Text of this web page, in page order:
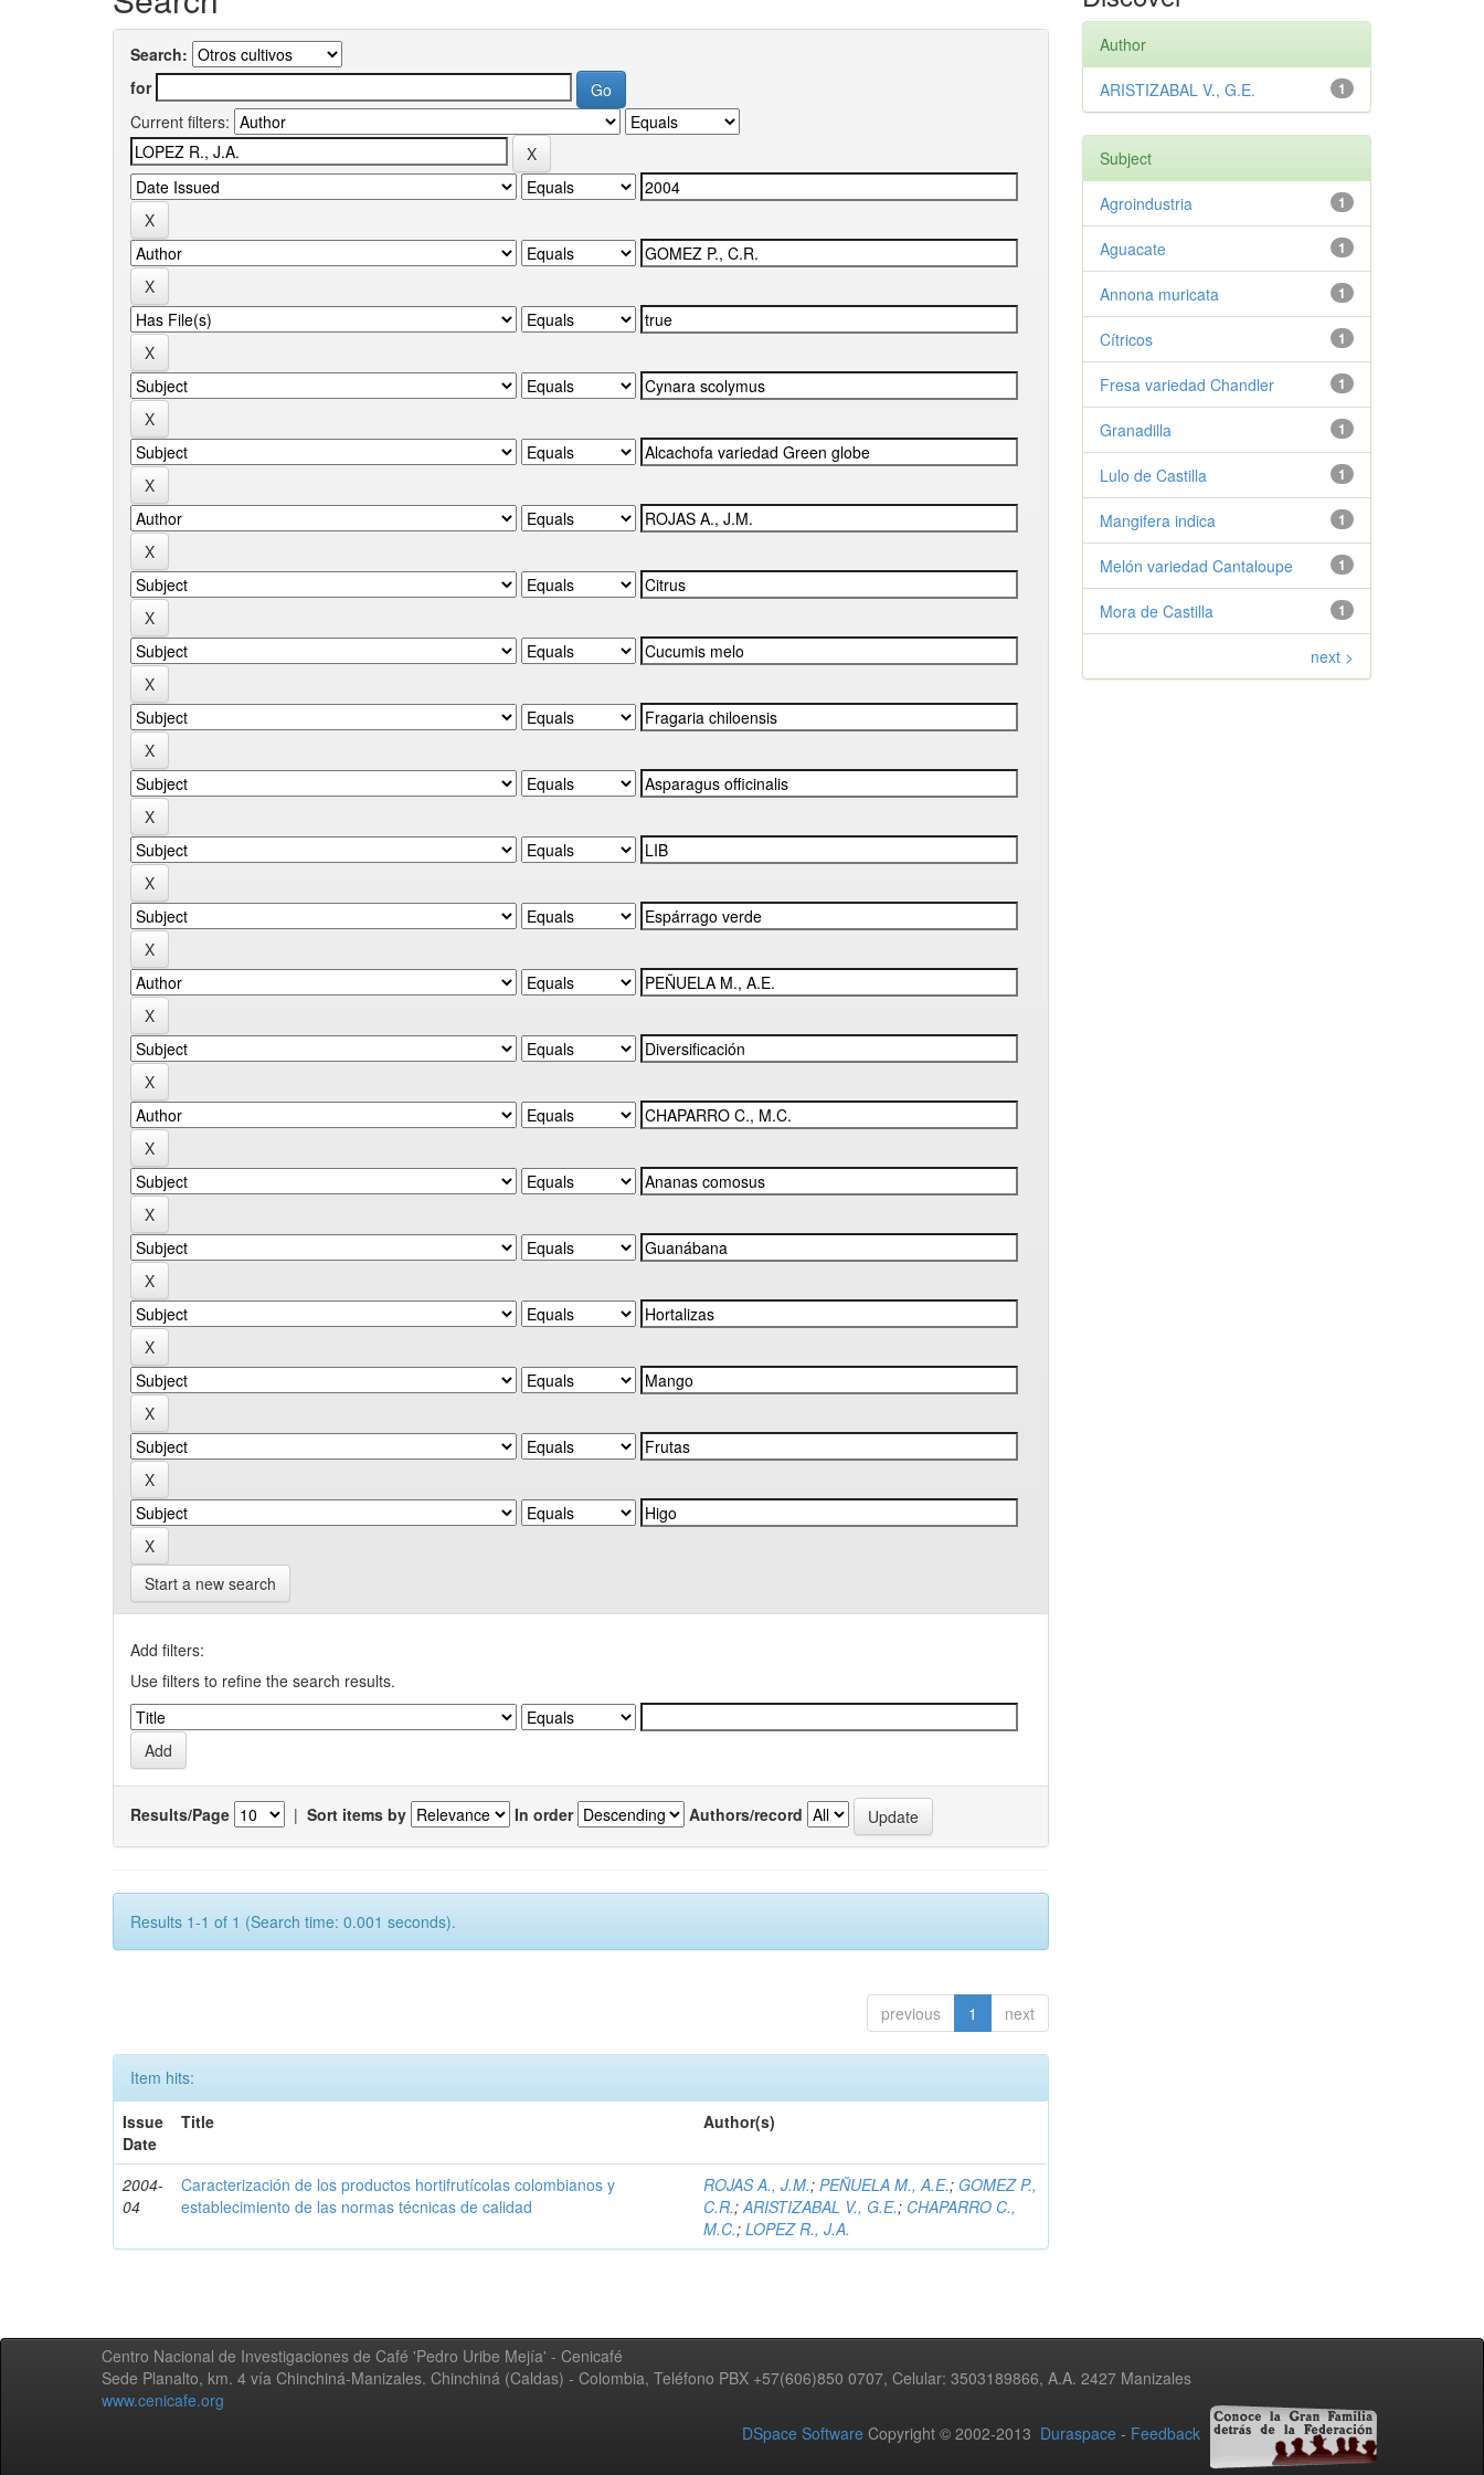
Search:
for
Current filters:
Start a new search
Add filters:
Use filters to refine the search results.
Results/Page | Sort items by In order Authors/record
Results 1-1 of 1 (Search time: 0.001 seconds).
previous 1 next
Item hits:
Issue
Date
Title Author(s)
2004-
04
Caracterización de los productos hortifrutícolas colombianos y
establecimiento de las normas técnicas de calidad
ROJAS A., J.M.;PEÑUELA M., A.E.; GOMEZ P.,
C.R.;ARISTIZABAL V., G.E.; CHAPARRO C.,
M.C.;LOPEZ R., J.A.
Author
1
ARISTIZABAL V., G.E.
Subject
1
Agroindustria
1
Aguacate
1
Annona muricata
1
Cítricos
1
Fresa variedad Chandler
1
Granadilla
1
Lulo de Castilla
1
Mangifera indica
1
Melón variedad Cantaloupe
1
Mora de Castilla
next >
Centro Nacional de Investigaciones de Café 'Pedro Uribe Mejía' - Cenicafé
Sede Planalto, km. 4 vía Chinchiná-Manizales. Chinchiná (Caldas) - Colombia, Teléfono PBX +57(606)850 0707, Celular: 3503189866, A.A. 2427 Manizales
www.cenicafe.org
DSpace Software Copyright © 2002-2013 Duraspace - Feedback